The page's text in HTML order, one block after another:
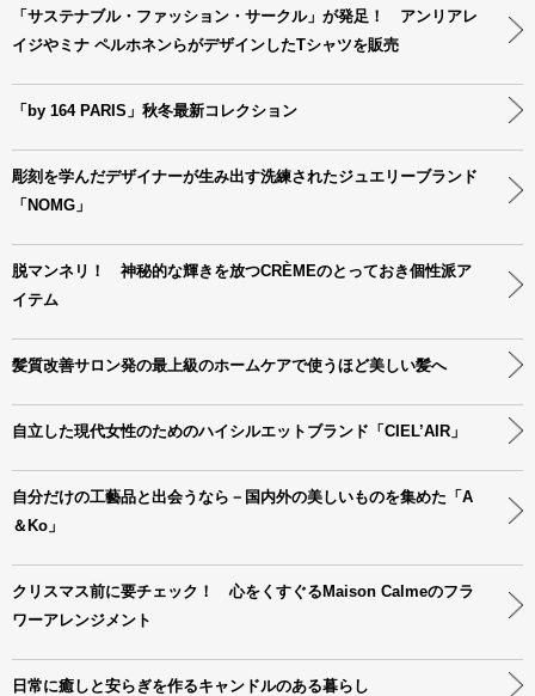
「サステナブル・ファッション・サークル」が発足！ アンリアレ
イジやミナ ペルホネンらがデザインしたTシャツを販売
「by 164 PARIS」秋冬最新コレクション
彫刻を学んだデザイナーが生み出す洗練されたジュエリーブランド
「NOMG」
脱マンネリ！ 神秘的な輝きを放つCRÈMEのとっておき個性派ア
イテム
髪質改善サロン発の最上級のホームケアで使うほど美しい髪へ
自立した現代女性のためのハイシルエットブランド「CIEL’AIR」
自分だけの工藝品と出会うなら－国内外の美しいものを集めた「A
＆Ko」
クリスマス前に要チェック！ 心をくすぐるMaison Calmeのフラ
ワーアレンジメント
日常に癒しと安らぎを作るキャンドルのある暮らし